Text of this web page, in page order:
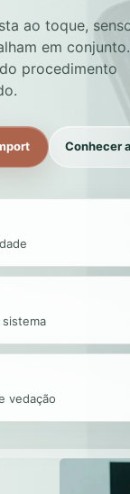
ao toque,
em
procedimento
Conhecer
vedação